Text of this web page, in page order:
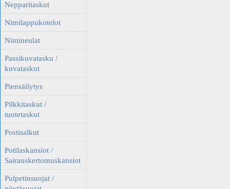
Nepparitaskut
Nimilappukotelot
Nimineulat
Passikuvatasku /
kuvataskut
Piensäilytys
Pilkkitaskut /
tuotetaskut
Postisalkut
Potilaskansiot /
Sairauskertomuskansiot
Pulpetinsuojat /